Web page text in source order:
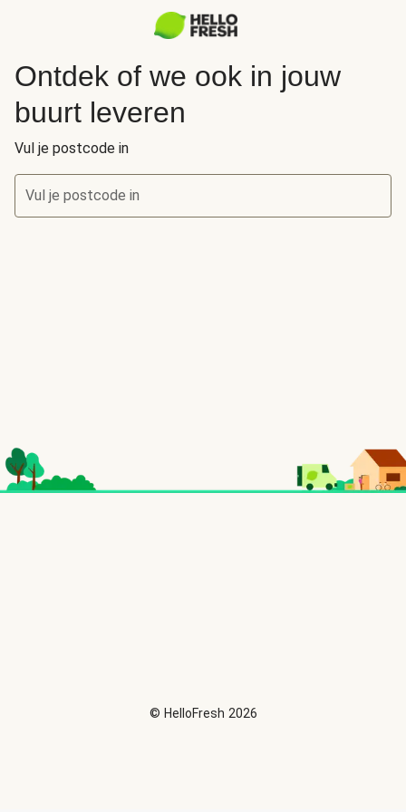
Ontdek of we ook in jouw
buurt leveren
Vul je postcode in
Vul je postcode in
© HelloFresh 2026